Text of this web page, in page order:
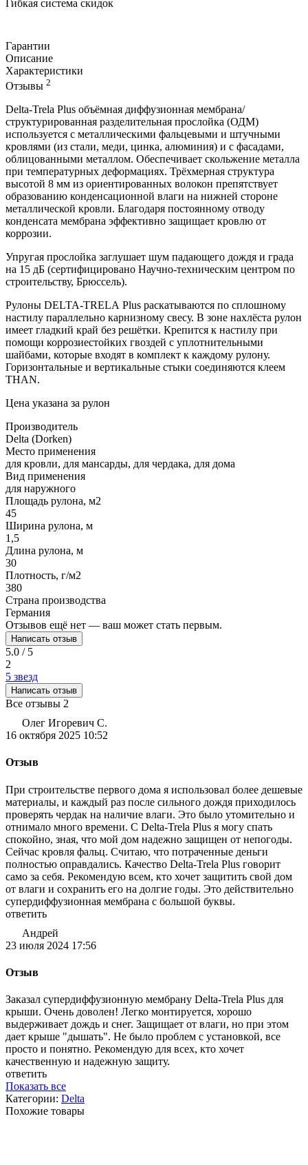
Гибкая система скидок
Гарантии
Описание
Характеристики
Отзывы 2
Delta-Trela Plus объёмная диффузионная мембрана/
структурированная разделительная прослойка (ОДМ)
используется с металлическими фальцевыми и штучными
кровлями (из стали, меди, цинка, алюминия) и с фасадами,
облицованными металлом. Обеспечивает скольжение металла
при температурных деформациях. Трёхмерная структура
высотой 8 мм из ориентированных волокон препятствует
образованию конденсационной влаги на нижней стороне
металлической кровли. Благодаря постоянному отводу
конденсата мембрана эффективно защищает кровлю от
коррозии.
Упругая прослойка заглушает шум падающего дождя и града
на 15 дБ (сертифицировано Научно-техническим центром по
строительству, Брюссель).
Рулоны DELTA-TRELA Plus раскатываются по сплошному
настилу параллельно карнизному свесу. В зоне нахлёста рулон
имеет гладкий край без решётки. Крепится к настилу при
помощи коррозиестойких гвоздей с уплотнительными
шайбами, которые входят в комплект к каждому рулону.
Горизонтальные и вертикальные стыки соединяются клеем
THAN.
Цена указана за рулон
Производитель
Delta (Dorken)
Место применения
для кровли, для мансарды, для чердака, для дома
Вид применения
для наружного
Площадь рулона, м2
45
Ширина рулона, м
1,5
Длина рулона, м
30
Плотность, г/м2
380
Страна производства
Германия
Отзывов ещё нет — ваш может стать первым.
Написать отзыв
5.0 / 5
2
5 звезд
Написать отзыв
Все отзывы 2
Олег Игоревич С.
16 октября 2025 10:52
Отзыв
При строительстве первого дома я использовал более дешевые
материалы, и каждый раз после сильного дождя приходилось
проверять чердак на наличие влаги. Это было утомительно и
отнимало много времени. С Delta-Trela Plus я могу спать
спокойно, зная, что мой дом надежно защищен от непогоды.
Сейчас кровля фальц. Считаю, что потраченные деньги
полностью оправдались. Качество Delta-Trela Plus говорит
само за себя. Рекомендую всем, кто хочет защитить свой дом
от влаги и сохранить его на долгие годы. Это действительно
супердиффузионная мембрана с большой буквы.
ответить
Андрей
23 июля 2024 17:56
Отзыв
Заказал супердиффузионную мембрану Delta-Trela Plus для
крыши. Очень доволен! Легко монтируется, хорошо
выдерживает дождь и снег. Защищает от влаги, но при этом
дает крыше "дышать". Не было проблем с установкой, все
просто и понятно. Рекомендую для всех, кто хочет
качественную и надежную защиту.
ответить
Показать все
Категории: Delta
Похожие товары